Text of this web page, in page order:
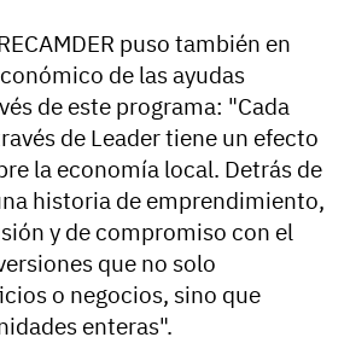
puso también en
de las ayudas
de este programa: "Cada
de Leader tiene un efecto
la economía local. Detrás de
historia de emprendimiento,
y de compromiso con el
que no solo
o negocios, sino que
enteras".